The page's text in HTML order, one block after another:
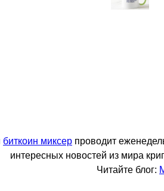
биткоин миксер проводит
интересных новостей из мира
Читайте блог: